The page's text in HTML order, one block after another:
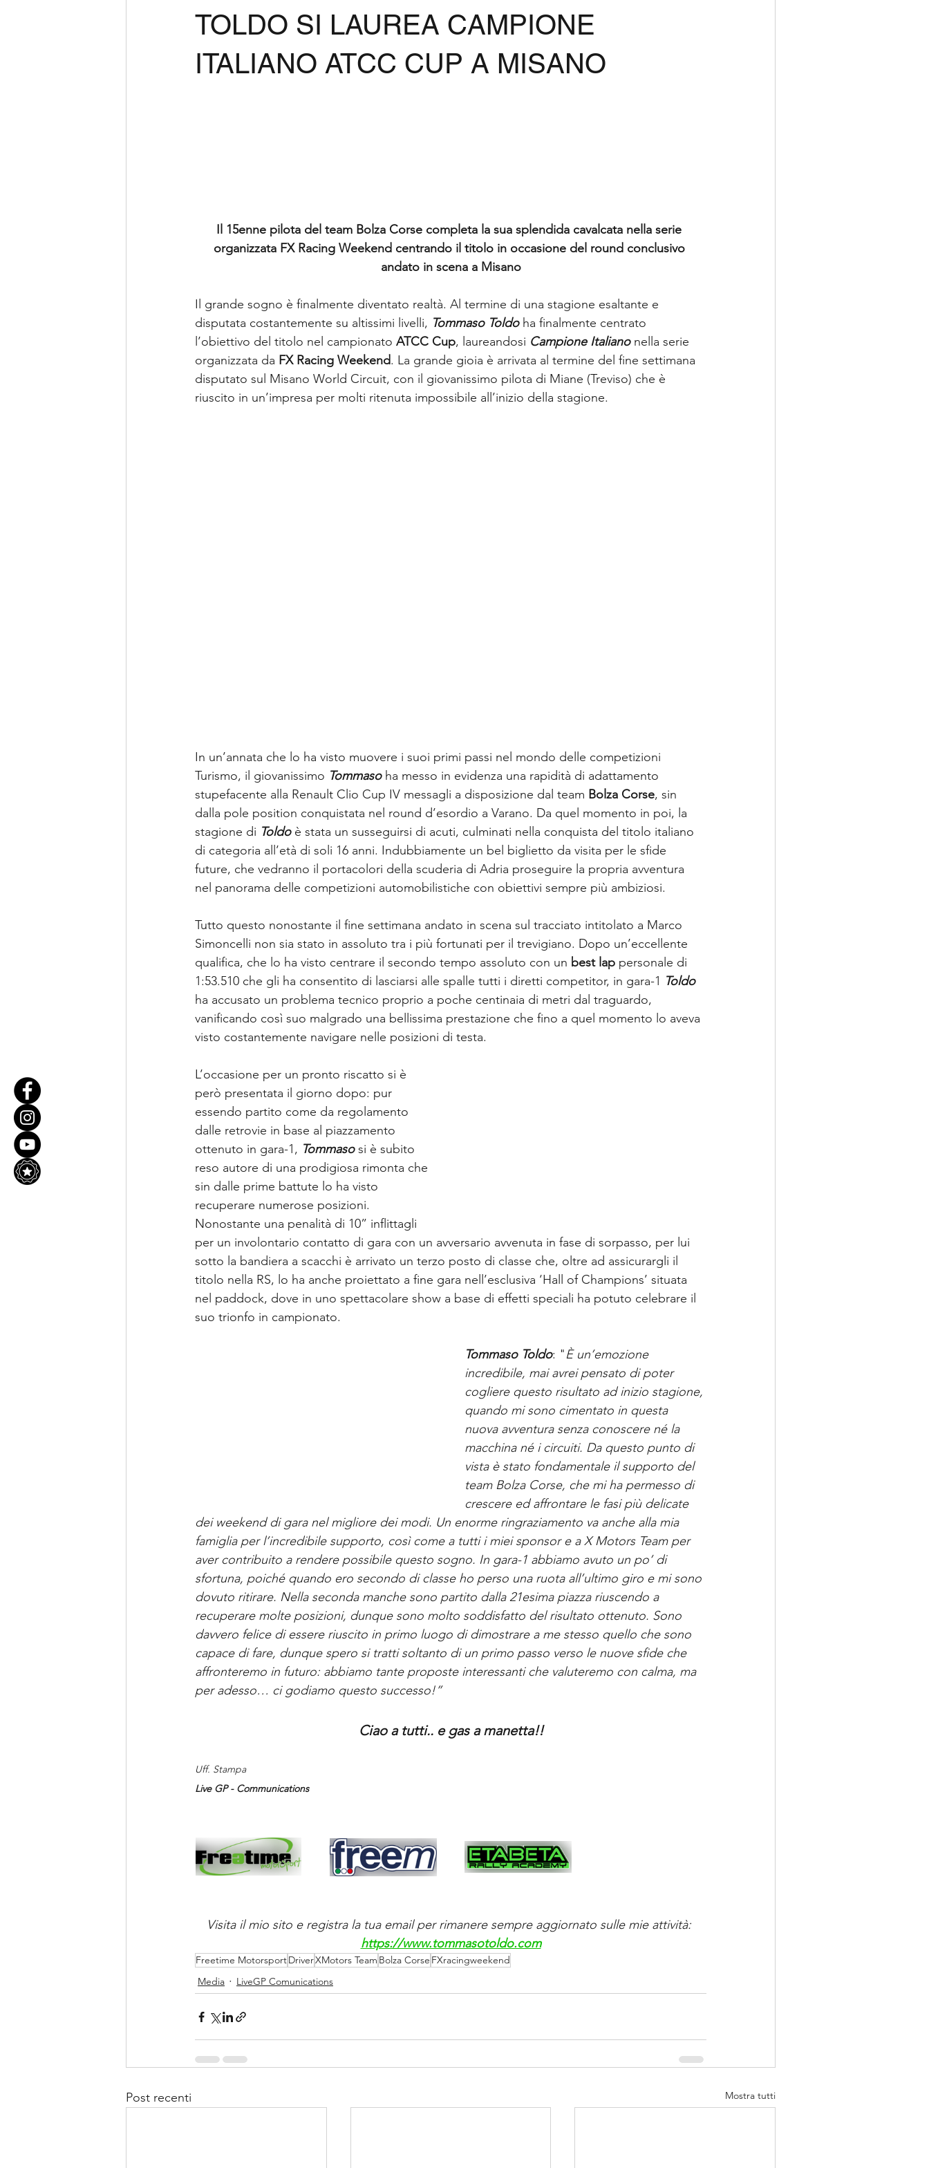
TOLDO SI LAUREA CAMPIONE
ITALIANO ATCC CUP A MISANO
Il 15enne pilota del team Bolza Corse completa la sua splendida cavalcata nella serie
organizzata FX Racing Weekend centrando il titolo in occasione del round conclusivo
andato in scena a Misano
Il grande sogno è finalmente diventato realtà. Al termine di una stagione esaltante e
disputata costantemente su altissimi livelli, Tommaso Toldo ha finalmente centrato
l’obiettivo del titolo nel campionato ATCC Cup, laureandosi Campione Italiano nella serie
organizzata da FX Racing Weekend. La grande gioia è arrivata al termine del fine settimana
disputato sul Misano World Circuit, con il giovanissimo pilota di Miane (Treviso) che è
riuscito in un’impresa per molti ritenuta impossibile all’inizio della stagione.
In un’annata che lo ha visto muovere i suoi primi passi nel mondo delle competizioni
Turismo, il giovanissimo Tommaso ha messo in evidenza una rapidità di adattamento
stupefacente alla Renault Clio Cup IV messagli a disposizione dal team Bolza Corse, sin
dalla pole position conquistata nel round d’esordio a Varano. Da quel momento in poi, la
stagione di Toldo è stata un susseguirsi di acuti, culminati nella conquista del titolo italiano
di categoria all’età di soli 16 anni. Indubbiamente un bel biglietto da visita per le sfide
future, che vedranno il portacolori della scuderia di Adria proseguire la propria avventura
nel panorama delle competizioni automobilistiche con obiettivi sempre più ambiziosi.
Tutto questo nonostante il fine settimana andato in scena sul tracciato intitolato a Marco
Simoncelli non sia stato in assoluto tra i più fortunati per il trevigiano. Dopo un’eccellente
qualifica, che lo ha visto centrare il secondo tempo assoluto con un best lap personale di
1:53.510 che gli ha consentito di lasciarsi alle spalle tutti i diretti competitor, in gara-1 Toldo
ha accusato un problema tecnico proprio a poche centinaia di metri dal traguardo,
vanificando così suo malgrado una bellissima prestazione che fino a quel momento lo aveva
visto costantemente navigare nelle posizioni di testa.
L’occasione per un pronto riscatto si è
però presentata il giorno dopo: pur
essendo partito come da regolamento
dalle retrovie in base al piazzamento
ottenuto in gara-1, Tommaso si è subito
reso autore di una prodigiosa rimonta che
sin dalle prime battute lo ha visto
recuperare numerose posizioni.
Nonostante una penalità di 10” inflittagli
per un involontario contatto di gara con un avversario avvenuta in fase di sorpasso, per lui
sotto la bandiera a scacchi è arrivato un terzo posto di classe che, oltre ad assicurargli il
titolo nella RS, lo ha anche proiettato a fine gara nell’esclusiva ‘Hall of Champions’ situata
nel paddock, dove in uno spettacolare show a base di effetti speciali ha potuto celebrare il
suo trionfo in campionato.
Tommaso Toldo: "È un’emozione
incredibile, mai avrei pensato di poter
cogliere questo risultato ad inizio stagione,
quando mi sono cimentato in questa
nuova avventura senza conoscere né la
macchina né i circuiti. Da questo punto di
vista è stato fondamentale il supporto del
team Bolza Corse, che mi ha permesso di
crescere ed affrontare le fasi più delicate
dei weekend di gara nel migliore dei modi. Un enorme ringraziamento va anche alla mia
famiglia per l’incredibile supporto, così come a tutti i miei sponsor e a X Motors Team per
aver contribuito a rendere possibile questo sogno. In gara-1 abbiamo avuto un po’ di
sfortuna, poiché quando ero secondo di classe ho perso una ruota all’ultimo giro e mi sono
dovuto ritirare. Nella seconda manche sono partito dalla 21esima piazza riuscendo a
recuperare molte posizioni, dunque sono molto soddisfatto del risultato ottenuto. Sono
davvero felice di essere riuscito in primo luogo di dimostrare a me stesso quello che sono
capace di fare, dunque spero si tratti soltanto di un primo passo verso le nuove sfide che
affronteremo in futuro: abbiamo tante proposte interessanti che valuteremo con calma, ma
per adesso… ci godiamo questo successo!”
Ciao a tutti.. e gas a manetta!!
Uff. Stampa
Live GP - Communications
Visita il mio sito e registra la tua email per rimanere sempre aggiornato sulle mie attività:
https://www.tommasotoldo.com
Freetime MotorsportDriverXMotors Team Bolza Corse FXracingweekend
Media
LiveGP Comunications
Post recenti Mostra tutti